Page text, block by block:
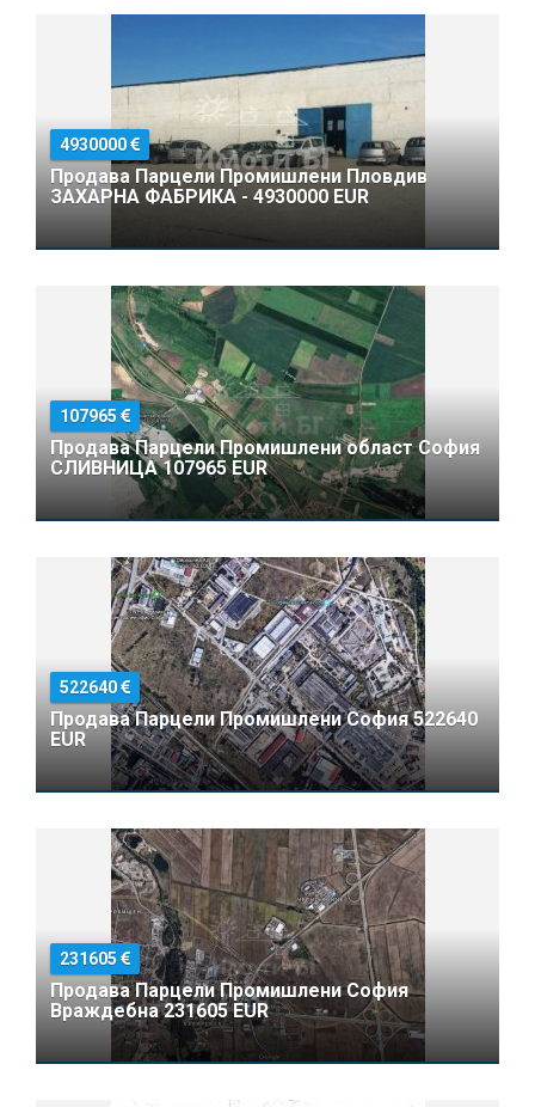
4930000
Продава Парцели Промишлени Пловдив
ЗАХАРНА ФАБРИКА - 4930000 EUR
107965
Продава Парцели Промишлени област София
СЛИВНИЦА 107965 EUR
522640
Продава Парцели Промишлени София 522640
EUR
231605
Продава Парцели Промишлени София
Враждебна 231605 EUR